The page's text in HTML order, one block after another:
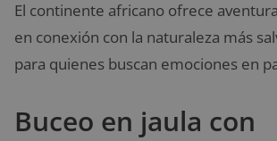
El continente africano ofrece
en conexión con la naturaleza más
para quienes buscan emociones en
Buceo en jaula con